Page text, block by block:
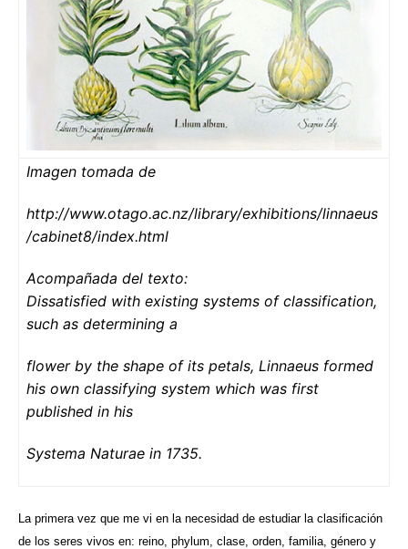
Imagen tomada de
http://www.otago.ac.nz/library/exhibitions/linnaeus
/cabinet8/index.html
Acompañada del texto:
Dissatisfied with existing systems of classification,
such as determining a
flower by the shape of its petals, Linnaeus formed
his own classifying system which was first
published in his
Systema Naturae in 1735.
La primera vez que me vi en la necesidad de estudiar la clasificación
de los seres vivos en: reino, phylum, clase, orden, familia, género y